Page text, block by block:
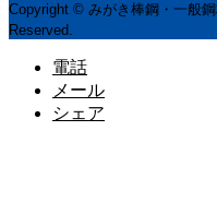
Copyright © みがき棒鋼・一般
Reserved.
電話
メール
シェア